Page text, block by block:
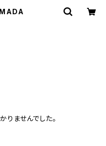
りませんでした。